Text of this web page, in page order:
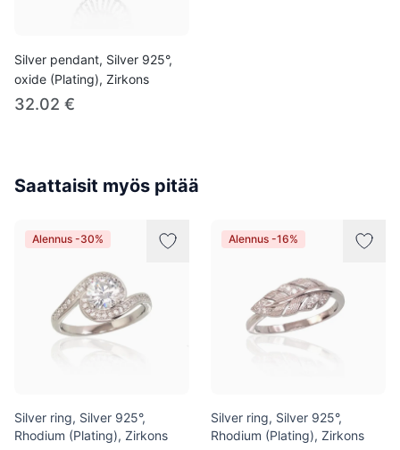
Silver pendant, Silver 925°,
oxide (Plating), Zirkons
32.02 €
Saattaisit myös pitää
Alennus -30%
Silver ring, Silver 925°,
Rhodium (Plating), Zirkons
Alennus -16%
Silver ring, Silver 925°,
Rhodium (Plating), Zirkons